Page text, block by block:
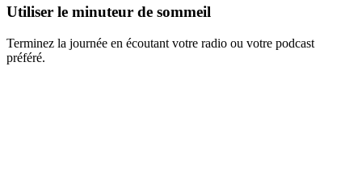
Utiliser le minuteur de sommeil
Terminez la journée en écoutant votre radio ou votre podcast
préféré.